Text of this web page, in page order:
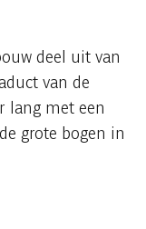
deel uit van
van de
lang met een
grote bogen in